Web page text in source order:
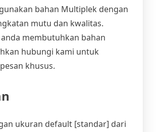
bahan Multiplek dengan
mutu dan kwalitas.
membutuhkan bahan
hubungi kami untuk
khusus.
ukuran default [standar] dari